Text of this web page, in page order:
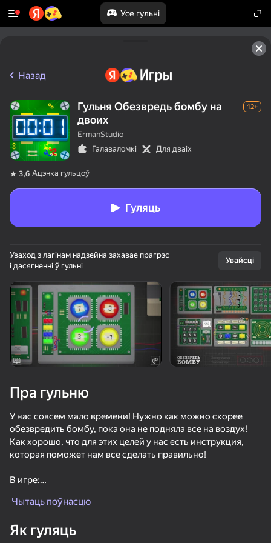
Усе гульні
Павярніце прыладу
Гульня працуе толькі ў гарызантальнай
арыентацыі
Красный Шарик Убегает
Назад
Гульня Обезвредь бомбу на
двоих
12+
ErmanStudio
Галаваломкі
Для дваіх
3,6 Ацэнка гульцоў
Гуляць
Уваход з лагінам надзейна захавае прагрэс
і дасягненні ў гульні
Увайсці
Пра гульню
У нас совсем мало времени! Нужно как можно скорее
обезвредить бомбу, пока она не подняла все на воздух!
Как хорошо, что для этих целей у нас есть инструкция,
которая поможет нам все сделать правильно!
В игре:
- Интерактивная инструкция по обезвреживанию
- 8 новых модулей-головоломок (уникальные решения и
Чытаць поўнасцю
Як гуляць